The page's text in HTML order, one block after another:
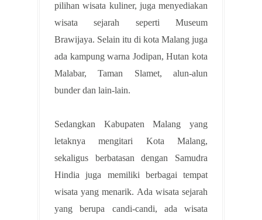
pilihan wisata kuliner, juga menyediakan
wisata sejarah seperti Museum
Brawijaya. Selain itu di kota Malang juga
ada kampung warna Jodipan, Hutan kota
Malabar, Taman Slamet, alun-alun
bunder dan lain-lain.
Sedangkan Kabupaten Malang yang
letaknya mengitari Kota Malang,
sekaligus berbatasan dengan Samudra
Hindia juga memiliki berbagai tempat
wisata yang menarik. Ada wisata sejarah
yang berupa candi-candi, ada wisata